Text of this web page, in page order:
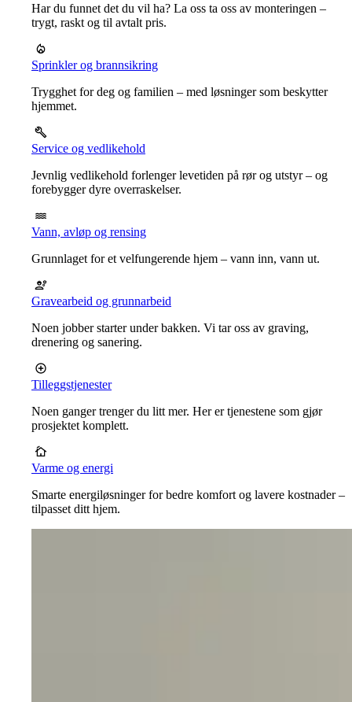
Har du funnet det du vil ha? La oss ta oss av monteringen –
trygt, raskt og til avtalt pris.
Sprinkler og brannsikring
Trygghet for deg og familien – med løsninger som beskytter
hjemmet.
Service og vedlikehold
Jevnlig vedlikehold forlenger levetiden på rør og utstyr – og
forebygger dyre overraskelser.
Vann, avløp og rensing
Grunnlaget for et velfungerende hjem – vann inn, vann ut.
Gravearbeid og grunnarbeid
Noen jobber starter under bakken. Vi tar oss av graving,
drenering og sanering.
Tilleggstjenester
Noen ganger trenger du litt mer. Her er tjenestene som gjør
prosjektet komplett.
Varme og energi
Smarte energiløsninger for bedre komfort og lavere kostnader –
tilpasset ditt hjem.